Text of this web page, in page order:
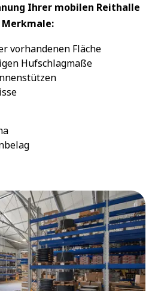
Ihrer mobilen Reithalle
vorhandenen Fläche
Hufschlagmaße